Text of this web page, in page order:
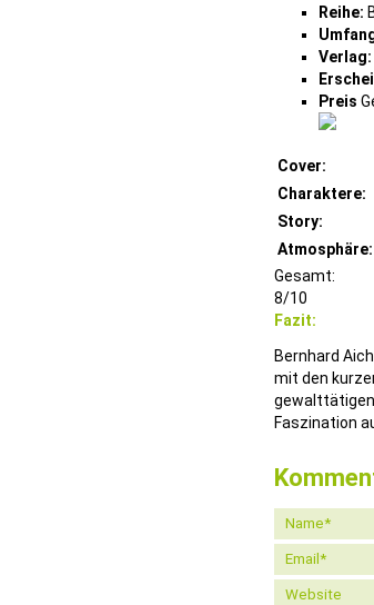
Reihe:
Verlag:
Preis
Cover:
Charaktere:
Story:
Atmosphäre:
Gesamt:
8/10
Fazit:
Bernhard
mit den
Faszination